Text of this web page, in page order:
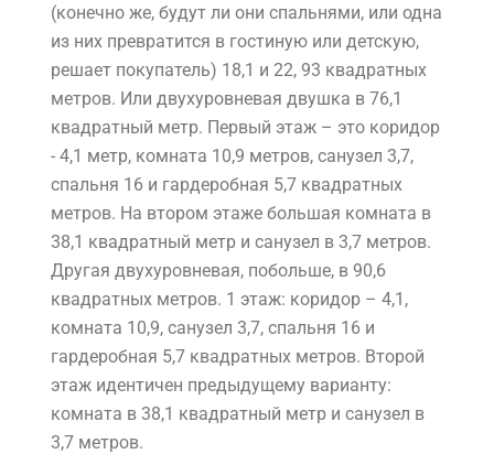
(конечно же, будут ли они спальнями, или одна
из них превратится в гостиную или детскую,
решает покупатель) 18,1 и 22, 93 квадратных
метров. Или двухуровневая двушка в 76,1
квадратный метр. Первый этаж – это коридор
- 4,1 метр, комната 10,9 метров, санузел 3,7,
спальня 16 и гардеробная 5,7 квадратных
метров. На втором этаже большая комната в
38,1 квадратный метр и санузел в 3,7 метров.
Другая двухуровневая, побольше, в 90,6
квадратных метров. 1 этаж: коридор – 4,1,
комната 10,9, санузел 3,7, спальня 16 и
гардеробная 5,7 квадратных метров. Второй
этаж идентичен предыдущему варианту:
комната в 38,1 квадратный метр и санузел в
3,7 метров.